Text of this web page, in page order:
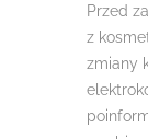
Przed
z
zmiany